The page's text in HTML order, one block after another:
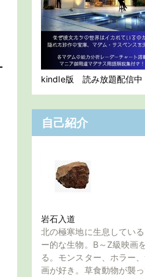
kindle版 読み放題配信中
自己紹介
岩石入道
北の極寒地に生息してい
ー的な生物。B～Z級映画
る。モンスター、ホラー
画が好き。草食動物が襲